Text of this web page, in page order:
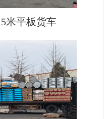
米平板货车